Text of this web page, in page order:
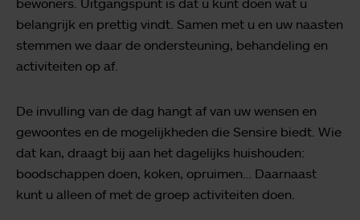
belangrijk en prettig vindt. Samen met u en uw naasten
stemmen we daar de ondersteuning, behandeling en
activiteiten op af.
De invulling van de dag hangt af van uw wensen en
gewoontes en de mogelijkheden die Sensire biedt. Wie
dat kan, draagt bij aan het dagelijks huishouden:
boodschappen doen, koken, opruimen… Daarnaast
kunt u alleen of met de groep activiteiten doen.